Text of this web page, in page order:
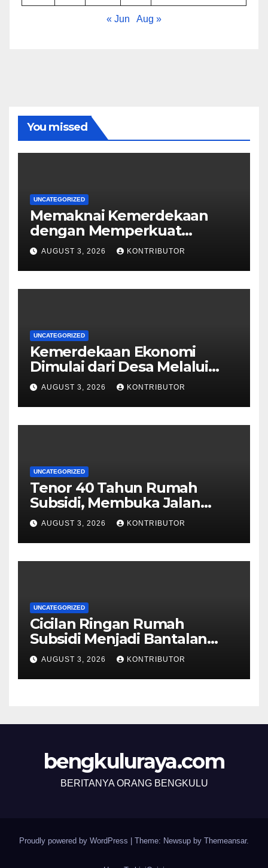
« Jun Aug »
You missed
UNCATEGORIZED
Memaknai Kemerdekaan
dengan Memperkuat
Koperasi Desa Merah Putih
AUGUST 3, 2026 KONTRIBUTOR
UNCATEGORIZED
Kemerdekaan Ekonomi
Dimulai dari Desa Melalui
Koperasi Merah Putih
AUGUST 3, 2026 KONTRIBUTOR
UNCATEGORIZED
Tenor 40 Tahun Rumah
Subsidi, Membuka Jalan
Hunian Layak bagi MBR
AUGUST 3, 2026 KONTRIBUTOR
UNCATEGORIZED
Cicilan Ringan Rumah
Subsidi Menjadi Bantalan
Nyata bagi Pekerja Informal
AUGUST 3, 2026 KONTRIBUTOR
bengkuluraya.com
BERITANYA ORANG BENGKULU
Proudly powered by WordPress Theme: Newsup by Themeansar.